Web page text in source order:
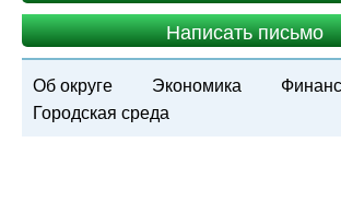
Написать письмо
Об округе Экономика
Городская среда